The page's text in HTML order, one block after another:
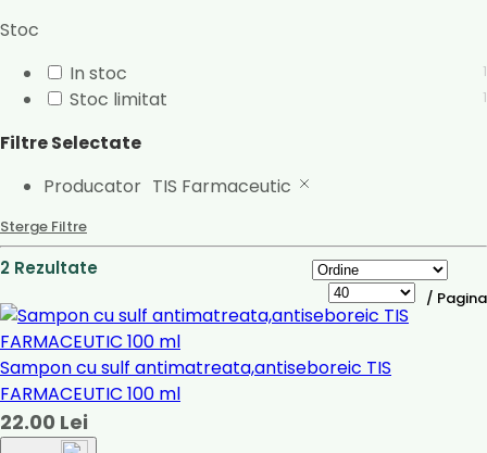
Stoc
In stoc
1
Stoc limitat 1
Filtre Selectate
Producator TIS Farmaceutic
Sterge Filtre
2 Rezultate
/ Pagina
Sampon cu sulf antimatreata,antiseboreic TIS
FARMACEUTIC 100 ml
22.00 Lei